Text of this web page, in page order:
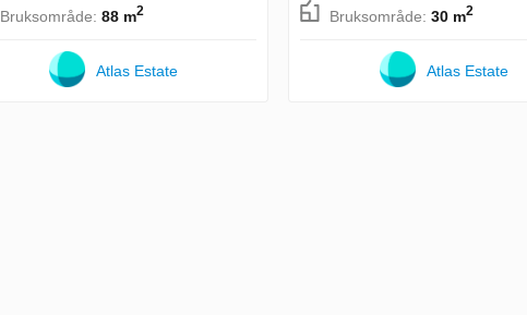
Bruksområde: 88 m2
Atlas Estate
Bruksområde:30 m2
Atlas Estate